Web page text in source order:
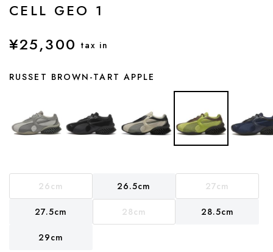
CELL GEO 1
¥25,300 tax in
RUSSET BROWN-TART APPLE
26cm 26.5cm 27cm
27.5cm 28cm 28.5cm
29cm